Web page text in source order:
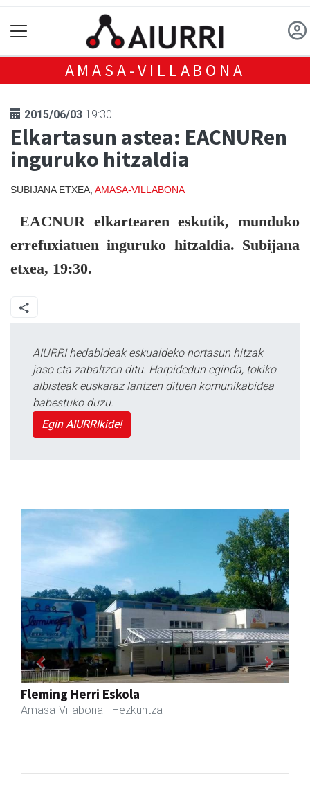
AMASA-VILLABONA
2015/06/03 19:30
Elkartasun astea: EACNURen
inguruko hitzaldia
SUBIJANA ETXEA, AMASA-VILLABONA
EACNUR elkartearen eskutik, munduko
errefuxiatuen inguruko hitzaldia. Subijana
etxea, 19:30.
AIURRI hedabideak eskualdeko nortasun hitzak
jaso eta zabaltzen ditu. Harpidedun eginda, tokiko
albisteak euskaraz lantzen dituen komunikabidea
babestuko duzu.
Egin AIURRIkide!
Amasa kafetegia
Amasa-Villabona
Previous Next